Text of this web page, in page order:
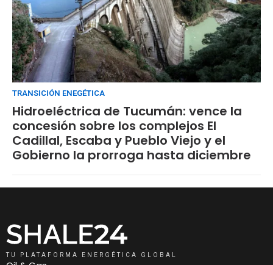
TRANSICIÓN ENEGÉTICA
Hidroeléctrica de Tucumán: vence la
concesión sobre los complejos El
Cadillal, Escaba y Pueblo Viejo y el
Gobierno la prorroga hasta diciembre
TU PLATAFORMA ENERGÉTICA GLOBAL